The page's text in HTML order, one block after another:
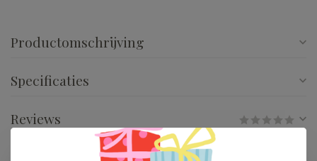
Productomschrijving
Specificaties
Reviews